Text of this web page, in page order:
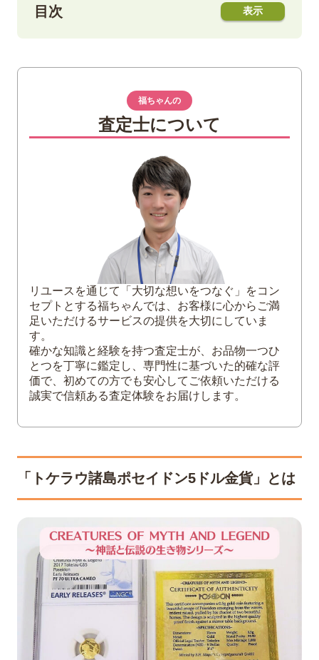
目次
「トケラウ諸島ポセイドン5ドル金貨」の種
3
「トケラウ諸島ポセイドン5ドル金貨」買取
福ちゃんの
査定士について
リユースを通じて「大切な想いをつなぐ」をコン
セプトとする福ちゃんでは、お客様に心からご満
足いただけるサービスの提供を大切にしていま
す。
確かな知識と経験を持つ査定士が、お品物一つひ
とつを丁寧に鑑定し、専門性に基づいた的確な評
価で、初めての方でも安心してご依頼いただける
誠実で信頼ある査定体験をお届けします。
「トケラウ諸島ポセイドン5ドル金貨」とは